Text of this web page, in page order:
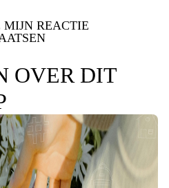
REACTIE
OVER DIT